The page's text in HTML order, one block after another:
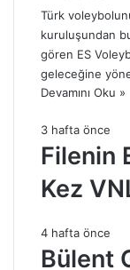
Türk
kuruluşundan
gören ES
geleceğine
Devamını Oku »
3 hafta önce
Filenin
Kez
4 hafta önce
Bülent